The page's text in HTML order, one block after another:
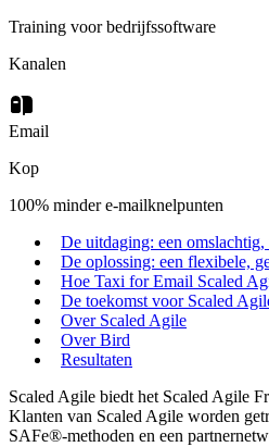
Training voor bedrijfssoftware
Kanalen
Email
Kop
100% minder e-mailknelpunten
De uitdaging: een
De oplossing: een flexibele,
Hoe Taxi for Email Scaled
De toekomst voor Scaled
Over Scaled Agile
Over Bird
Resultaten
Scaled Agile biedt het Scaled Agile
Klanten van Scaled Agile worden
SAFe®-methoden en een